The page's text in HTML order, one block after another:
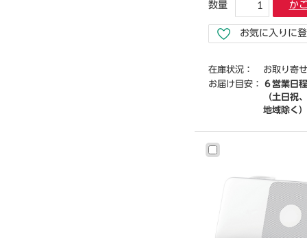
数量 か
お気に入りに
在庫状況：
お取り寄せ
お届け目安：
６営業日
（土日祝
地域除く）